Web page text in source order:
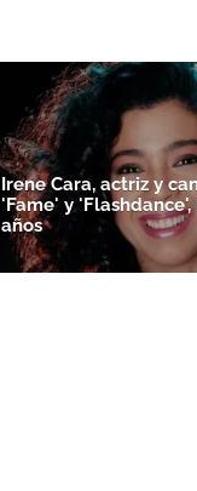
Irene Cara, actriz y
'Fame' y
años